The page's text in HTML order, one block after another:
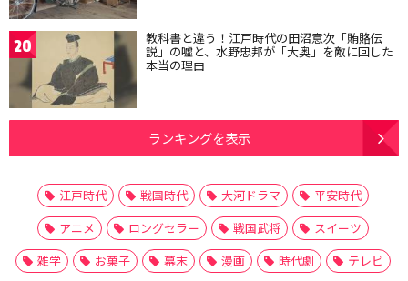
20 教科書と違う！江戸時代の田沼意次「賄賂伝
説」の嘘と、水野忠邦が「大奥」を敵に回した
本当の理由
ランキングを表示
江戸時代 戦国時代 大河ドラマ
平安時代
アニメ
ロングセラー 戦国武将
スイーツ
雑学
お菓子 幕末 漫画 時代劇
テレビ